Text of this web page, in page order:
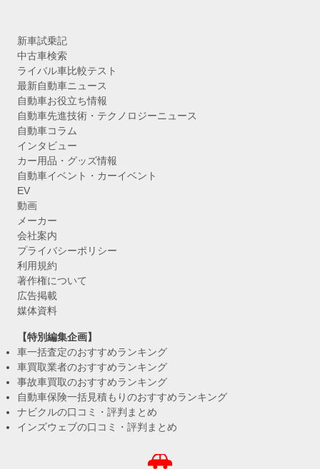
新車試乗記
中古車検索
ライバル車比較テスト
最新自動車ニュース
自動車お役立ち情報
自動車先進技術・テクノロジーニュース
自動車コラム
インタビュー
カー用品・グッズ情報
自動車イベント・カーイベント
EV
動画
メーカー
会社案内
プライバシーポリシー
利用規約
著作権について
広告掲載
媒体資料
【特別編集企画】
車一括査定のおすすめランキング
車買取業者のおすすめランキング
事故車買取のおすすめランキング
自動車保険一括見積もりのおすすめランキング
ナビクルの口コミ・評判まとめ
インズウェブの口コミ・評判まとめ